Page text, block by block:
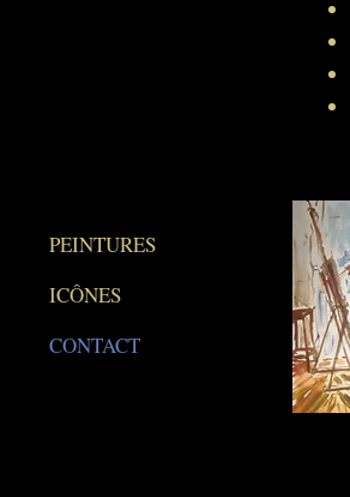
PEINTURES
ICÔNES
CONTACT